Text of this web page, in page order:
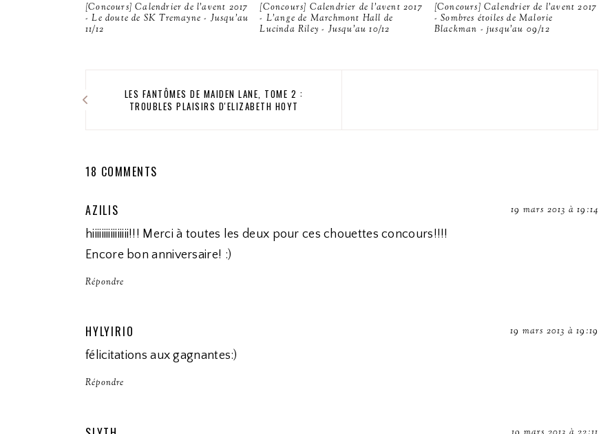
[Concours] Calendrier de l'avent 2017
- Le doute de SK Tremayne - Jusqu'au
11/12
[Concours] Calendrier de l'avent 2017
- L'ange de Marchmont Hall de
Lucinda Riley - Jusqu'au 10/12
[Concours] Calendrier de l'avent 2017
- Sombres étoiles de Malorie
Blackman - jusqu'au 09/12
LES FANTÔMES DE MAIDEN LANE, TOME 2 :
TROUBLES PLAISIRS D'ELIZABETH HOYT
18 COMMENTS
AZILIS 19 mars 2013 à 19:14
hiiiiiiiiiiiiiiii!!! Merci à toutes les deux pour ces chouettes concours!!!!
Encore bon anniversaire! :)
Répondre
HYLYIRIO 19 mars 2013 à 19:19
félicitations aux gagnantes:)
Répondre